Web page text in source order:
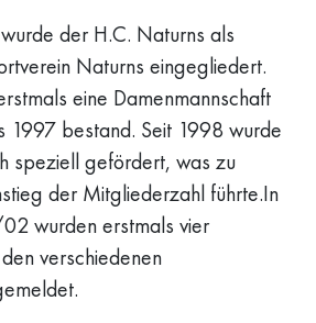
der H.C. Naturns als
Naturns eingegliedert.
eine Damenmannschaft
1997 bestand. Seit 1998 wurde
speziell gefördert, was zu
der Mitgliederzahl führte.In
wurden erstmals vier
verschiedenen